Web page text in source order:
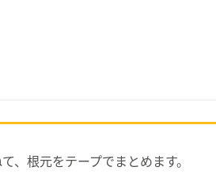
、根元をテープでまとめます。